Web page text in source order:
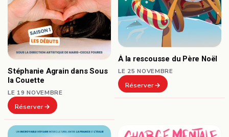
Stéphanie Agrain dans Sous
la Couette
LE 19 NOVEMBRE
Réserver
À la rescousse du Père Noël
LE 25 NOVEMBRE
Réserver